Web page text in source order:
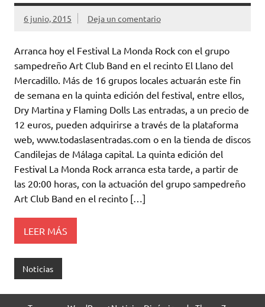
6 junio, 2015 Deja un comentario
Arranca hoy el Festival La Monda Rock con el grupo
sampedreño Art Club Band en el recinto El Llano del
Mercadillo. Más de 16 grupos locales actuarán este fin
de semana en la quinta edición del festival, entre ellos,
Dry Martina y Flaming Dolls Las entradas, a un precio de
12 euros, pueden adquirirse a través de la plataforma
web, www.todaslasentradas.com o en la tienda de discos
Candilejas de Málaga capital. La quinta edición del
Festival La Monda Rock arranca esta tarde, a partir de
las 20:00 horas, con la actuación del grupo sampedreño
Art Club Band en el recinto […]
LEER MÁS
Noticias